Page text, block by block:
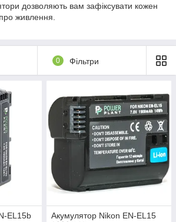
дозволяють вам зафіксувати кожен
живлення.
0 Фільтри
EL15b
Акумулятор Nikon EN-EL15